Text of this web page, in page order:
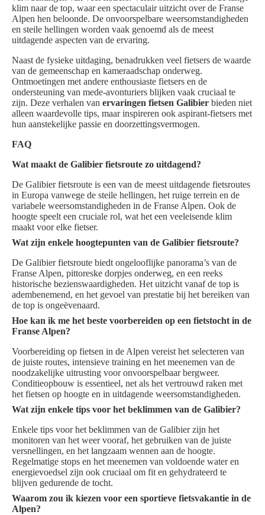
klim naar de top, waar een spectaculair uitzicht over de Franse
Alpen hen beloonde. De onvoorspelbare weersomstandigheden
en steile hellingen worden vaak genoemd als de meest
uitdagende aspecten van de ervaring.
Naast de fysieke uitdaging, benadrukken veel fietsers de waarde
van de gemeenschap en kameraadschap onderweg.
Ontmoetingen met andere enthousiaste fietsers en de
ondersteuning van mede-avonturiers blijken vaak cruciaal te
zijn. Deze verhalen van ervaringen fietsen Galibier bieden niet
alleen waardevolle tips, maar inspireren ook aspirant-fietsers met
hun aanstekelijke passie en doorzettingsvermogen.
FAQ
Wat maakt de Galibier fietsroute zo uitdagend?
De Galibier fietsroute is een van de meest uitdagende fietsroutes
in Europa vanwege de steile hellingen, het ruige terrein en de
variabele weersomstandigheden in de Franse Alpen. Ook de
hoogte speelt een cruciale rol, wat het een veeleisende klim
maakt voor elke fietser.
Wat zijn enkele hoogtepunten van de Galibier fietsroute?
De Galibier fietsroute biedt ongelooflijke panorama’s van de
Franse Alpen, pittoreske dorpjes onderweg, en een reeks
historische bezienswaardigheden. Het uitzicht vanaf de top is
adembenemend, en het gevoel van prestatie bij het bereiken van
de top is ongeëvenaard.
Hoe kan ik me het beste voorbereiden op een fietstocht in de
Franse Alpen?
Voorbereiding op fietsen in de Alpen vereist het selecteren van
de juiste routes, intensieve training en het meenemen van de
noodzakelijke uitrusting voor onvoorspelbaar bergweer.
Conditieopbouw is essentieel, net als het vertrouwd raken met
het fietsen op hoogte en in uitdagende weersomstandigheden.
Wat zijn enkele tips voor het beklimmen van de Galibier?
Enkele tips voor het beklimmen van de Galibier zijn het
monitoren van het weer vooraf, het gebruiken van de juiste
versnellingen, en het langzaam wennen aan de hoogte.
Regelmatige stops en het meenemen van voldoende water en
energievoedsel zijn ook cruciaal om fit en gehydrateerd te
blijven gedurende de tocht.
Waarom zou ik kiezen voor een sportieve fietsvakantie in de
Alpen?